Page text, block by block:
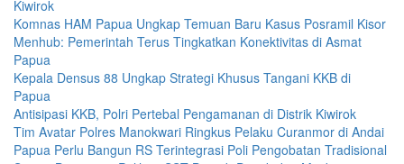
Kiwirok
Komnas HAM Papua Ungkap Temuan Baru Kasus Posramil Kisor
Menhub: Pemerintah Terus Tingkatkan Konektivitas di Asmat
Papua
Kepala Densus 88 Ungkap Strategi Khusus Tangani KKB di
Papua
Antisipasi KKB, Polri Pertebal Pengamanan di Distrik Kiwirok
Tim Avatar Polres Manokwari Ringkus Pelaku Curanmor di Andai
Papua Perlu Bangun RS Terintegrasi Poli Pengobatan Tradisional